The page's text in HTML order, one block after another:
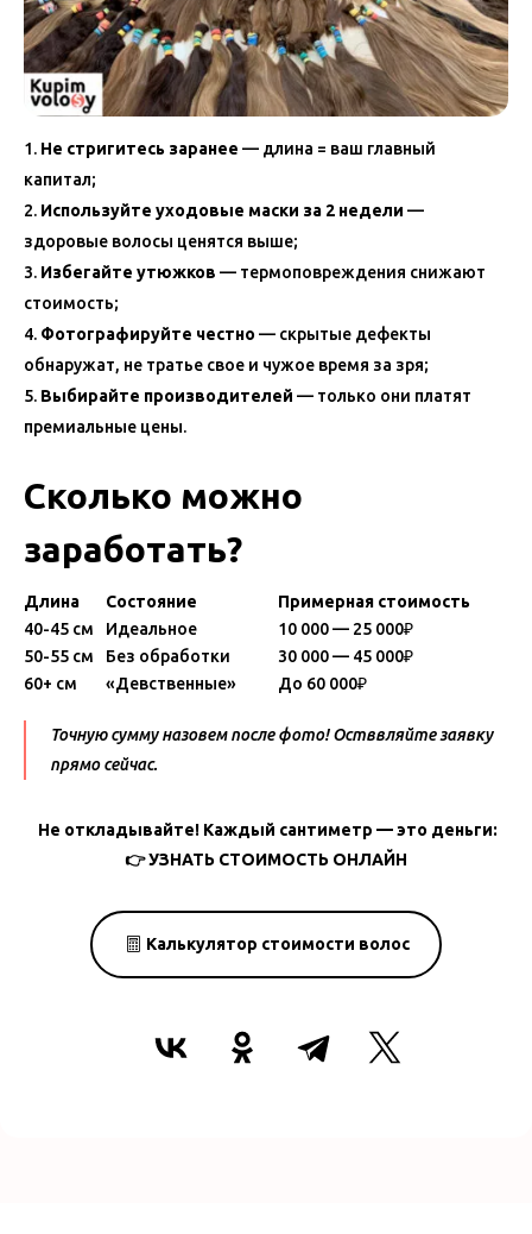
Не стригитесь заранее — длина = ваш главный
капитал;
Используйте уходовые маски за 2 недели —
здоровые волосы ценятся выше;
Избегайте утюжков — термоповреждения снижают
стоимость;
Фотографируйте честно — скрытые дефекты
обнаружат, не тратье свое и чужое время за зря;
Выбирайте производителей — только они платят
премиальные цены.
Сколько можно
заработать?
Длина Состояние
Примерная стоимость
40-45 см
Идеальное
10 000 — 25 000₽
50-55 см
Без обработки
30 000 — 45 000₽
60+ см
«Девственные» До 60 000₽
Точную сумму назовем после фото! Остввляйте заявку
прямо сейчас.
Не откладывайте! Каждый сантиметр — это деньги:
👉УЗНАТЬ СТОИМОСТЬ ОНЛАЙН
Калькулятор стоимости волос